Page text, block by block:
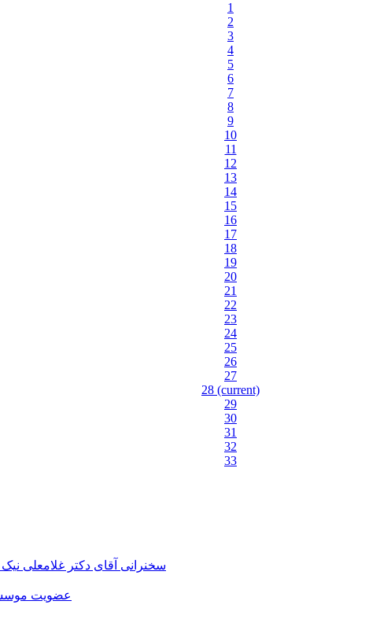
1
2
3
4
5
6
7
8
9
10
11
12
13
14
15
16
17
18
19
20
21
22
23
24
25
26
27
28 (current)
29
30
31
32
33
سخنرانی آقای دکتر غلامعلی
عضویت